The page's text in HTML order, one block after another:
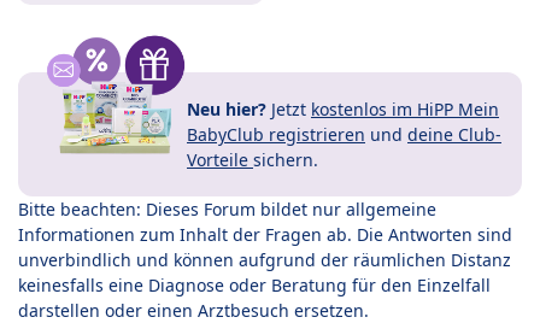
Neu hier? Jetzt kostenlos im HiPP Mein
BabyClub registrieren und deine Club-
Vorteile sichern.
Bitte beachten: Dieses Forum bildet nur allgemeine
Informationen zum Inhalt der Fragen ab. Die Antworten sind
unverbindlich und können aufgrund der räumlichen Distanz
keinesfalls eine Diagnose oder Beratung für den Einzelfall
darstellen oder einen Arztbesuch ersetzen.